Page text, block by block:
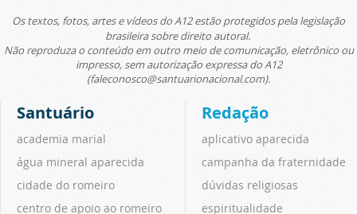
Os textos, fotos, artes e vídeos do A12 estão protegidos pela legislação
brasileira sobre direito autoral.
Não reproduza o conteúdo em outro meio de comunicação, eletrônico ou
impresso, sem autorização expressa do A12
(faleconosco@santuarionacional.com).
Santuário
academia marial
água mineral aparecida
cidade do romeiro
centro de apoio ao romeiro
Redação
aplicativo aparecida
campanha da fraternidade
dúvidas religiosas
espiritualidade